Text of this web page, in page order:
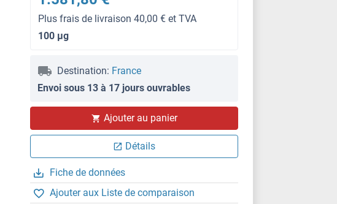
Plus frais de livraison 40,00 € et TVA
100 μg
Destination: France
Envoi sous 13 à 17 jours ouvrables
Ajouter au panier
Détails
Fiche de données
Ajouter aux Liste de comparaison